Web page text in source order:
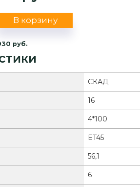
В корзину
руб.
СКАД
16
4*100
ET45
56,1
6